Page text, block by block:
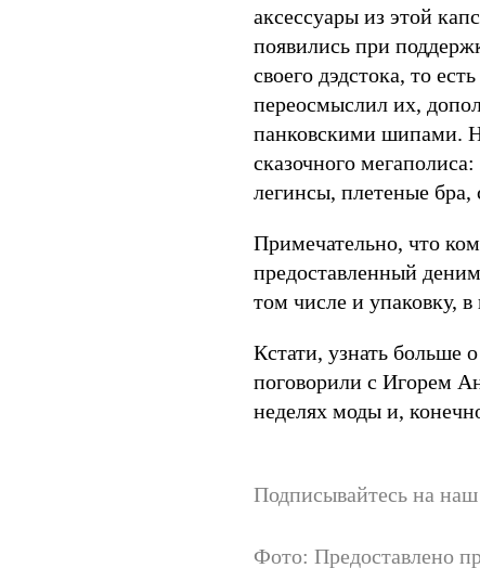
аксессуары из этой
появились при
своего дэдстока, то
переосмыслил их,
панковскими шипами.
сказочного
легинсы, плетеные бра,
Примечательно, что
предоставленный
том числе и упаковку,
Кстати, узнать больше
поговорили с Игорем
неделях моды и,
Подписывайтесь на наш
Фото: Предоставлено